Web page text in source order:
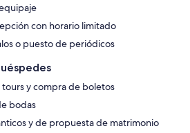
con horario limitado
o puesto de periódicos
tours y compra de boletos
bodas
y de propuesta de matrimonio